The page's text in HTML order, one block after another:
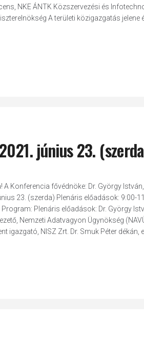
NKE ÁNTK Közszervezési és
A területi közigazgatás jelene
június 23.
Konferencia fővédnöke: Dr. György
23. (szerda) Plenáris előadások: 9:00-
Plenáris előadások: Dr. György
Nemzeti Adatvagyon Ügynökség
NISZ Zrt. Dr. Smuk Péter dékán,